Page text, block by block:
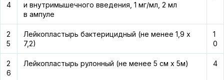
4
и внутримышечного введения, 1 мг/мл, 2 мл
в ампуле
2
5
Лейкопластырь бактерицидный (не менее 1,9 х
7,2)
1
0
2
6
Лейкопластырь рулонный (не менее 5 см х 5м) 4